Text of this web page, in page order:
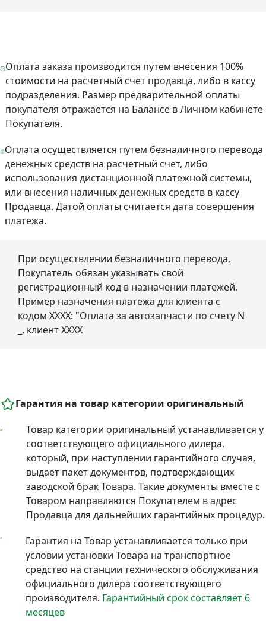
Оплата заказа производится путем внесения 100%
стоимости на расчетный счет продавца, либо в кассу
подразделения. Размер предварительной оплаты
покупателя отражается на Балансе в Личном кабинете
Покупателя.
Оплата осуществляется путем безналичного перевода
денежных средств на расчетный счет, либо
использования дистанционной платежной системы,
или внесения наличных денежных средств в кассу
Продавца. Датой оплаты считается дата совершения
платежа.
При осуществлении безналичного перевода,
Покупатель обязан указывать свой
регистрационный код в назначении платежей.
Пример назначения платежа для клиента с
кодом ХХХХ: "Оплата за автозапчасти по счету N
_, клиент ХХХХ
Гарантия на товар категории оригинальный
Товар категории оригинальный устанавливается у
соответствующего официального дилера,
который, при наступлении гарантийного случая,
выдает пакет документов, подтверждающих
заводской брак Товара. Такие документы вместе с
Товаром направляются Покупателем в адрес
Продавца для дальнейших гарантийных процедур.
Гарантия на Товар устанавливается только при
условии установки Товара на транспортное
средство на станции технического обслуживания
официального дилера соответствующего
производителя. Гарантийный срок составляет 6
месяцев